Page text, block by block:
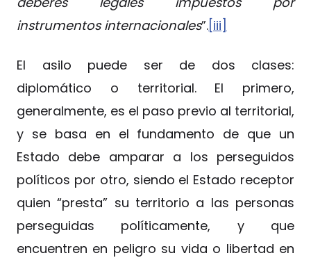
instrumentos internacionales”.[iii]
El asilo puede ser de dos clases:
diplomático o territorial. El primero,
generalmente, es el paso previo al territorial,
y se basa en el fundamento de que un
Estado debe amparar a los perseguidos
políticos por otro, siendo el Estado receptor
quien “presta” su territorio a las personas
perseguidas políticamente, y que
encuentren en peligro su vida o libertad en